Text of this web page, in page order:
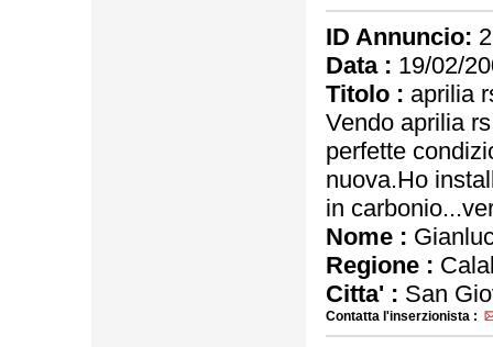
ID Annuncio:
Data : 19/02/
Titolo : aprilia
Vendo aprilia
perfette
nuova.Ho
in
Nome :
Regione :
Citta' : San
Contatta l'inserzionista :